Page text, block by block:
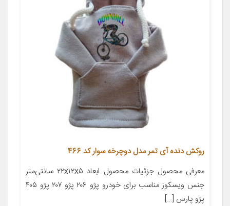
روکش دنده آی تمر مدل دوچرخه سوار کد 466
معرفی محصول جزئیات محصول ابعاد ۲۲x۱۲x۵ سانتی‌متر
جنس ویسکوز مناسب برای خودرو پژو ۲۰۶ پژو ۲۰۷ پژو ۴۰۵
پژو پارس […]